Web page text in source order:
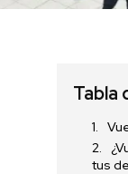
Tabla
tus